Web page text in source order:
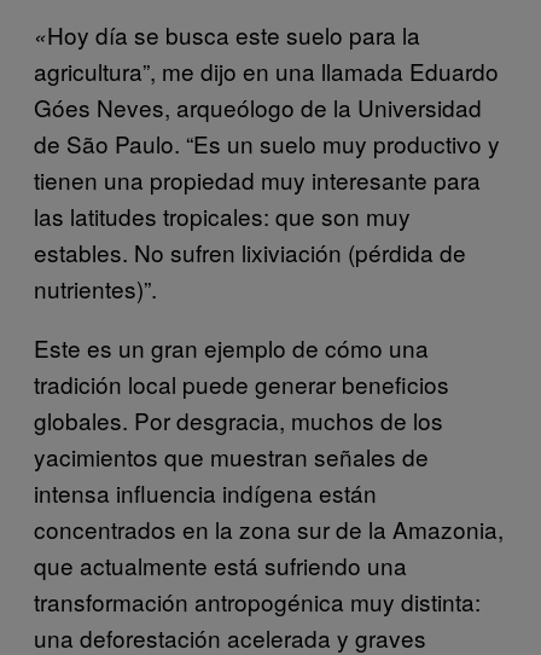
«Hoy día se busca este suelo para la
agricultura”, me dijo en una llamada Eduardo
Góes Neves, arqueólogo de la Universidad
de São Paulo. “Es un suelo muy productivo y
tienen una propiedad muy interesante para
las latitudes tropicales: que son muy
estables. No sufren lixiviación (pérdida de
nutrientes)”.
Este es un gran ejemplo de cómo una
tradición local puede generar beneficios
globales. Por desgracia, muchos de los
yacimientos que muestran señales de
intensa influencia indígena están
concentrados en la zona sur de la Amazonia,
que actualmente está sufriendo una
transformación antropogénica muy distinta:
una deforestación acelerada y graves